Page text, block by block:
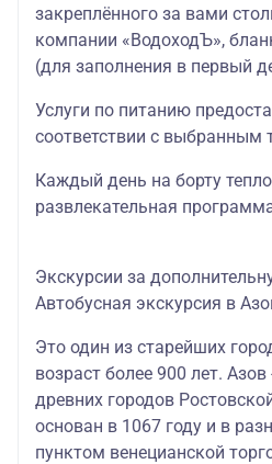
закреплённого за вами
компании «ВодоходЪ»,
(для заполнения в первый
Услуги по питанию
соответствии с выбранным
Каждый день на борту
развлекательная
Экскурсии за
Автобусная экскурсия в
Это один из старейших
возраст более 900 лет.
древних городов
основан в 1067 году и в
пунктом венецианской